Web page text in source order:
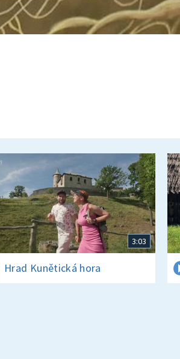
3:03
Hrad Kunětická hora